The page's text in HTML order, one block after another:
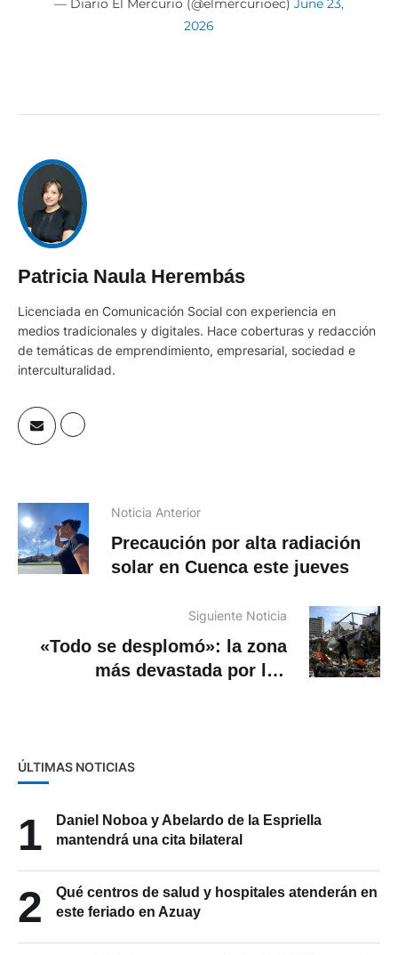
— Diario El Mercurio (@elmercurioec) June 23,
2026
Patricia Naula Herembás
Licenciada en Comunicación Social con experiencia en
medios tradicionales y digitales. Hace coberturas y redacción
de temáticas de emprendimiento, empresarial, sociedad e
interculturalidad.
Noticia Anterior
Precaución por alta radiación
solar en Cuenca este jueves
Siguiente Noticia
«Todo se desplomó»: la zona
más devastada por los
ÚLTIMAS NOTICIAS
1
Daniel Noboa y Abelardo de la Espriella
mantendrá una cita bilateral
2
Qué centros de salud y hospitales atenderán en
este feriado en Azuay